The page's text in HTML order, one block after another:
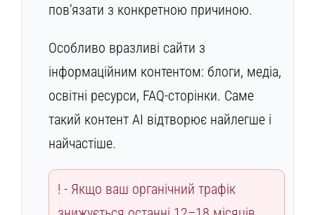
пов’язати з конкретною причиною.
Особливо вразливі сайти з
інформаційним контентом: блоги, медіа,
освітні ресурси, FAQ-сторінки. Саме
такий контент AI відтворює найлегше і
найчастіше.
Якщо ваш органічний трафік